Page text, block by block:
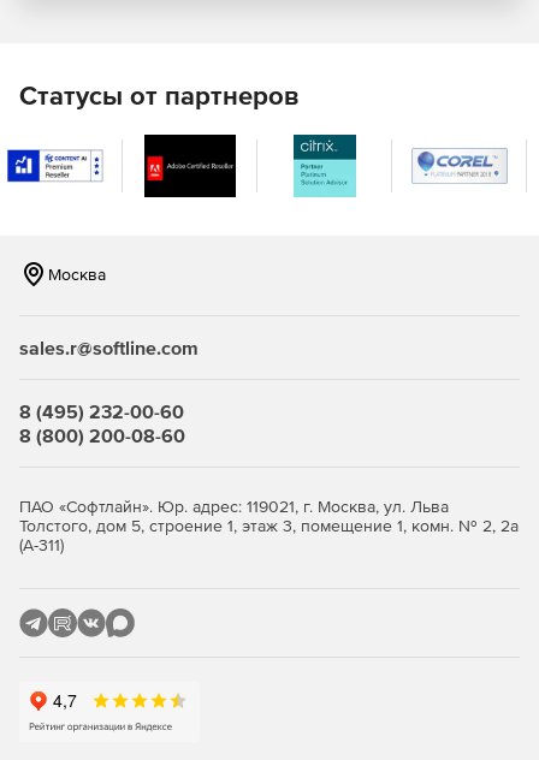
нужных данных.
Учет лицензий и ПО. Администраторам доступна
информация о количестве копий приложения и
Статусы от партнеров
Москва
sales.r@softline.com
8 (495) 232-00-60
8 (800) 200-08-60
ПАО «Софтлайн». Юр. адрес: 119021, г. Москва, ул. Льва
Толстого, дом 5, строение 1, этаж 3, помещение 1, комн. № 2, 2а
(А-311)